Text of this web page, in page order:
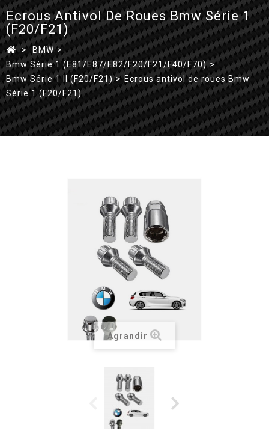
Ecrous Antivol De Roues Bmw Série 1
(F20/F21)
> BMW >
Bmw Série 1 (E81/E87/E82/F20/F21/F40/F70) >
Bmw Série 1 II (F20/F21) > Ecrous antivol de roues Bmw
Série 1 (F20/F21)
Agrandir